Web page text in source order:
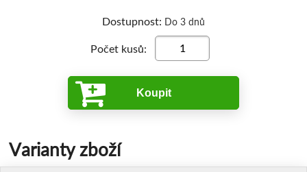
Dostupnost: Do 3 dnů
Počet kusů:
Koupit
Varianty zboží